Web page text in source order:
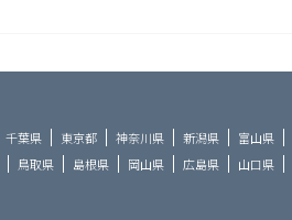
千葉県 東京都 神奈川県 新潟県 富山県
鳥取県 島根県 岡山県 広島県 山口県